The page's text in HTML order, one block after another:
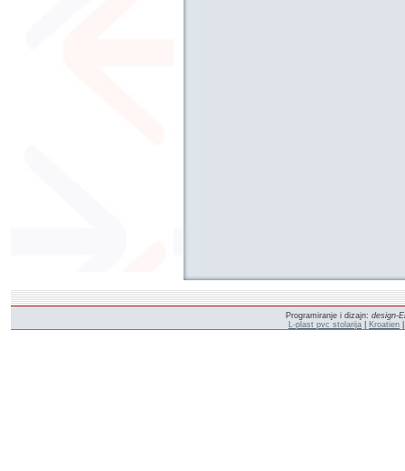
Programiranje i dizajn:design-
L-plast pvc stolarija
Kroatien